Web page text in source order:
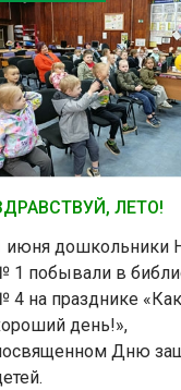
ЛЕТО!
июня
1 побывали в
4 на празднике
день!»,
Дню